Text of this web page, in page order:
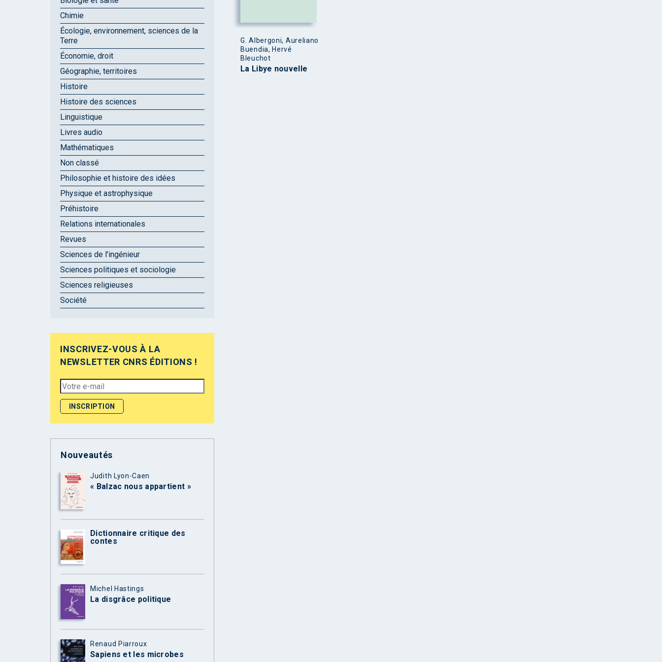
G. Albergoni, Aureliano
Buendia, Hervé
Bleuchot
La Libye nouvelle
Chimie
Écologie, environnement, sciences de la
Terre
Économie, droit
Géographie, territoires
Histoire
Histoire des sciences
Linguistique
Livres audio
Mathématiques
Non classé
Philosophie et histoire des idées
Physique et astrophysique
Préhistoire
Relations internationales
Revues
Sciences de l'ingénieur
Sciences politiques et sociologie
Sciences religieuses
Société
INSCRIVEZ-VOUS À LA
NEWSLETTER CNRS ÉDITIONS !
Nouveautés
Judith Lyon-Caen
« Balzac nous appartient »
Dictionnaire critique des
contes
Michel Hastings
La disgrâce politique
Renaud Piarroux
Sapiens et les microbes